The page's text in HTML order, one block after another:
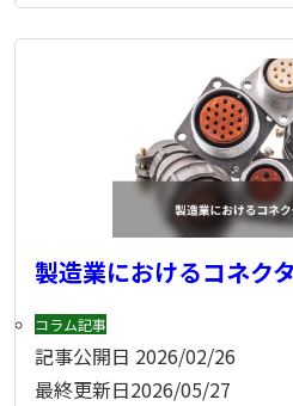
製造業におけるコネク
コラム記事
記事公開日 2026/02/26
最終更新日2026/05/27